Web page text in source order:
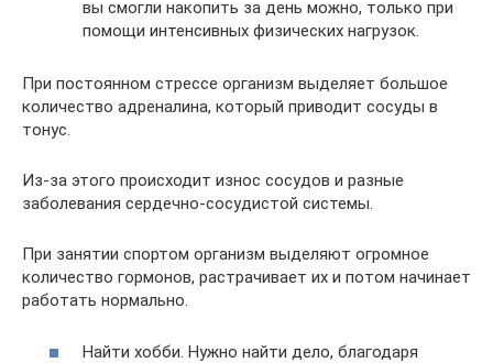
вы смогли накопить за день можно, только при
помощи интенсивных физических нагрузок.
При постоянном стрессе организм выделяет большое
количество адреналина, который приводит сосуды в
тонус.
Из-за этого происходит износ сосудов и разные
заболевания сердечно-сосудистой системы.
При занятии спортом организм выделяют огромное
количество гормонов, растрачивает их и потом начинает
работать нормально.
Найти хобби. Нужно найти дело, благодаря